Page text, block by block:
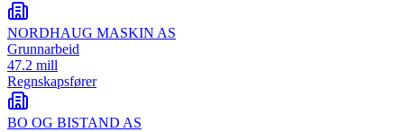
NORDHAUG MASKIN AS
Grunnarbeid
47.2 mill
Regnskapsfører
BO OG BISTAND AS